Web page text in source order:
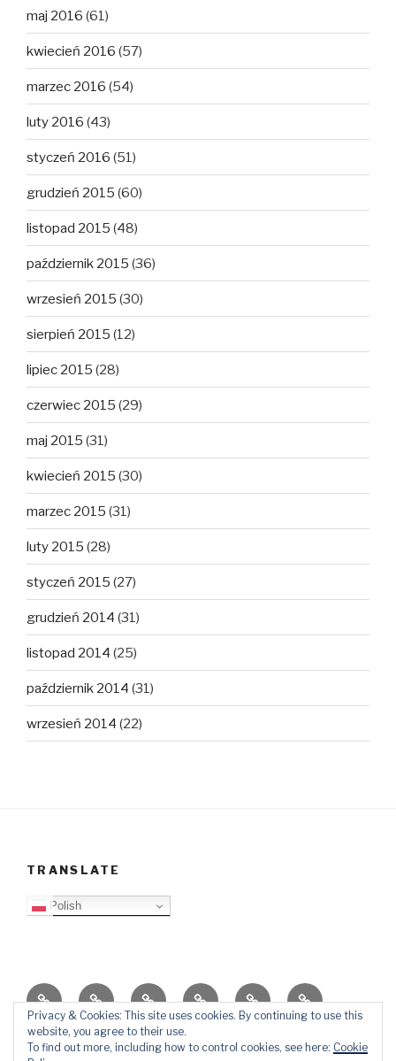
maj 2016 (61)
kwiecień 2016 (57)
marzec 2016 (54)
luty 2016 (43)
styczeń 2016 (51)
grudzień 2015 (60)
listopad 2015 (48)
październik 2015 (36)
wrzesień 2015 (30)
sierpień 2015 (12)
lipiec 2015 (28)
czerwiec 2015 (29)
maj 2015 (31)
kwiecień 2015 (30)
marzec 2015 (31)
luty 2015 (28)
styczeń 2015 (27)
grudzień 2014 (31)
listopad 2014 (25)
październik 2014 (31)
wrzesień 2014 (22)
TRANSLATE
Polish
O
blogu
Top
Lista
Ewangelizacja
Father
Daniel
Video
Blog
PB
KontaktŚlady
Privacy & Cookies: This site uses cookies. By continuing to use this
website, you agree to their use.
To find out more, including how to control cookies, see here: Cookie